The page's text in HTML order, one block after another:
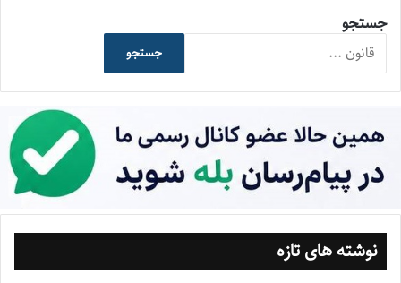
جستجو
جستجو
نوشته های تازه